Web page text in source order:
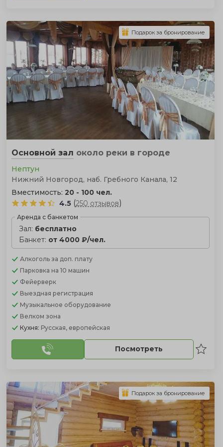
Основной зал около реки в городе
Нептун
Нижний Новгород, наб. Гребного Канала, 12
Вместимость: 20 - 100 чел.
4.5 (250 отзывов)
Аренда с банкетом
Зал: бесплатно
Банкет: от 4000 ₽/чел.
Алкоголь за доп. плату
Парковка на 10 машин
Фейерверк
Выездная регистрация
Музыкальное оборудование
Велком зона
Кухня: Русская, европейская
Посмотреть
Подарок за бронирование
Подарок за бронирование